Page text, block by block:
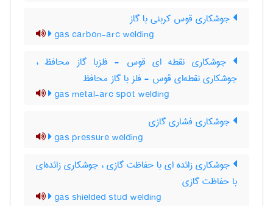
جوشکاری قوس کربنی با گاز
gas carbon-arc welding
جوشکاری نقطه ای قوس - فلزبا گاز محافظ ،
جوشکاری نقطه‌ای قوس - فلز با گاز محافظ
gas metal-arc spot welding
جوشکاری فشاری گازی
gas pressure welding
جوشکاری زائده ای با حفاظت گازی ، جوشکاری زائده‌ای
با حفاظت گازی
gas shielded stud welding